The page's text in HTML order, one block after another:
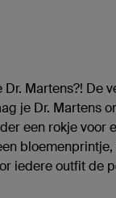
Martens?! De
je Dr. Martens
een rokje voor
iedere outfit de